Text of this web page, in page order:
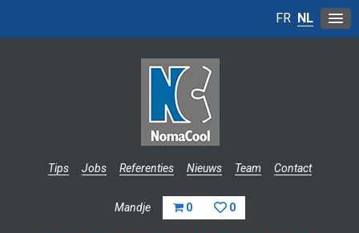
Tips Jobs Referenties Nieuws Team Contact
Mandje 0 0
FR NL